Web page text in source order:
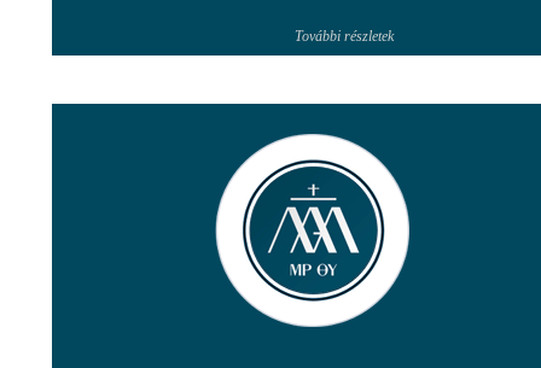
További részletek